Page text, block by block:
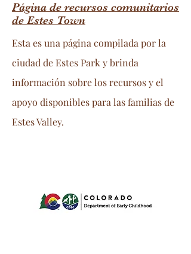
Página de recursos comunitarios
de Estes Town
Esta es una página compilada por la
ciudad de Estes Park y brinda
información sobre los recursos y el
apoyo disponibles para las familias de
Estes Valley.